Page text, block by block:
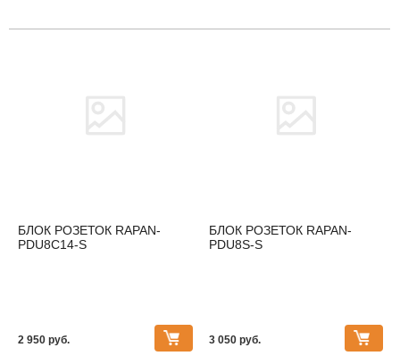
БЛОК РОЗЕТОК RAPAN-
PDU8C14-S
2 950 pуб.
БЛОК РОЗЕТОК RAPAN-
PDU8S-S
3 050 pуб.